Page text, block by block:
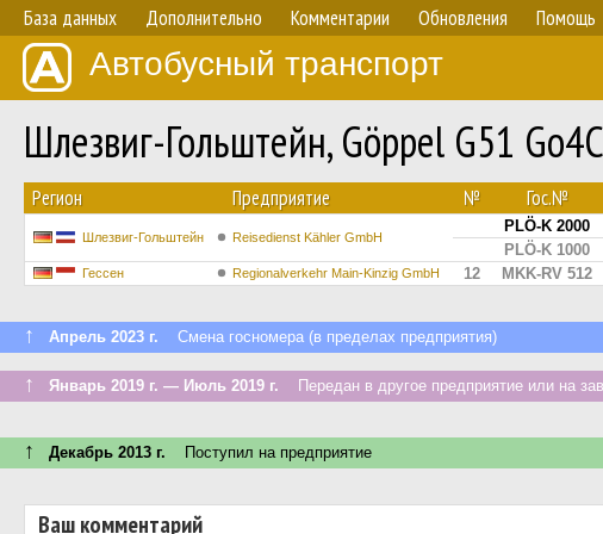
База данных Дополнительно Комментарии Обновления Помощь
Автобусный транспорт
Шлезвиг-Гольштейн, Göppel G51
Регион Предприятие № Гос.№
Шлезвиг-Гольштейн Reisedienst Kähler GmbH
PLÖ-K 2000
PLÖ-K 1000
Гессен Regionalverkehr Main-Kinzig GmbH 12 MKK-RV 512
↑ Апрель 2023 г. Смена госномера (в пределах предприятия)
↑ Январь 2019 г. — Июль 2019 г. Передан в другое предприятие или на
↑ Декабрь 2013 г. Поступил на предприятие
Ваш комментарий